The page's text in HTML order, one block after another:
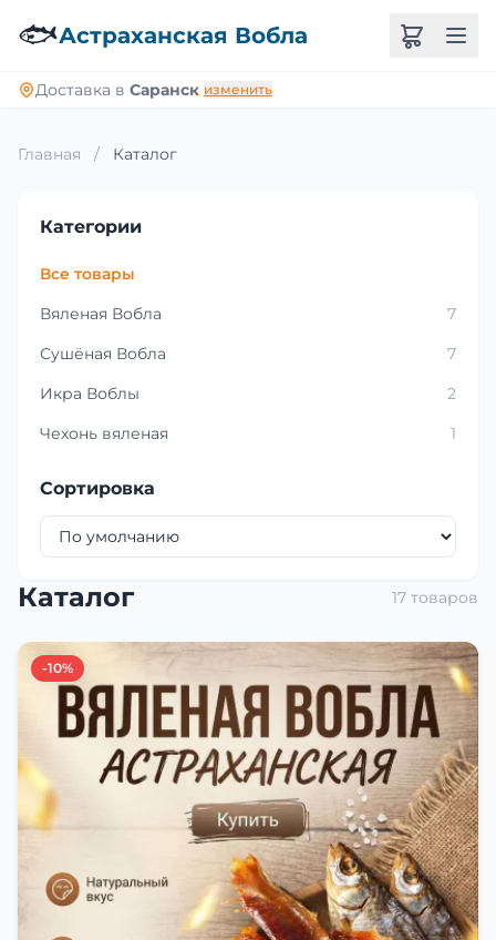
🐟Астраханская Вобла
Доставка в Саранск изменить
Главная / Каталог
Категории
Все товары
Вяленая Вобла
7
Сушёная Вобла
7
Икра Воблы
2
Чехонь вяленая
1
Сортировка
Каталог 17 товаров
-10%